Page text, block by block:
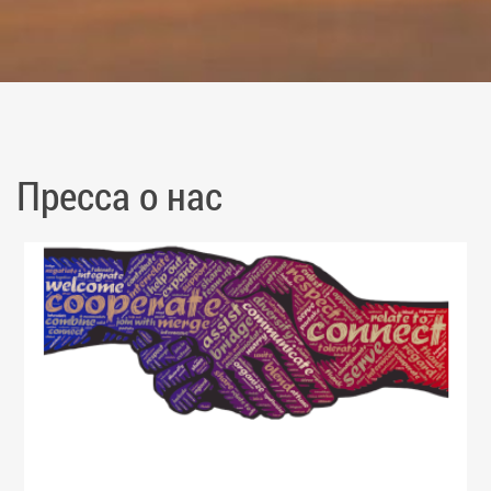
Пресса о нас